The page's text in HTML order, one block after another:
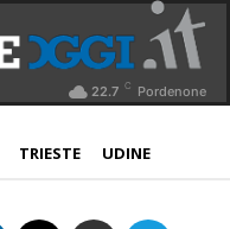
22.7 C Pordenone
TRIESTE UDINE
Fvg